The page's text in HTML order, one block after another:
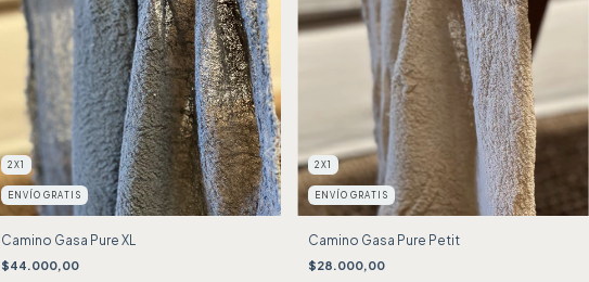
2X1
ENVÍO GRATIS
Camino Gasa Pure XL
$44.000,00
2X1
ENVÍO GRATIS
Camino Gasa Pure Petit
$28.000,00